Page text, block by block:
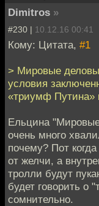
Dimitros »
#230 | 10.12.16 00:41
Кому: Цитата, #1
> Мировые
условия
«триумф Путина»
Ельцина
очень много
почему? Пот
от желчи, а
тролли будут
будет говорить о
сомнительно.